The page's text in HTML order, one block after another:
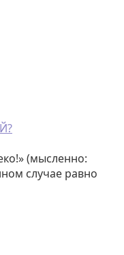
(мысленно:
случае равно